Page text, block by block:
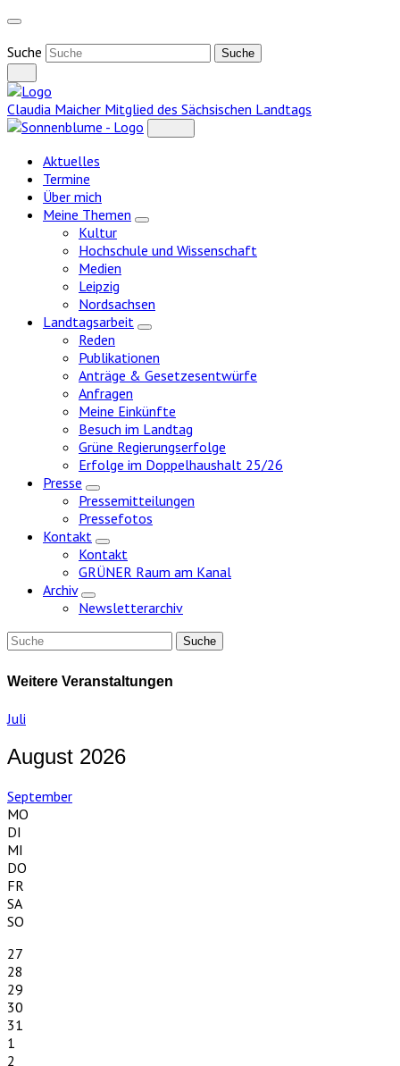
Weiter
Inhalt
Suche
Claudia Maicher Mitglied des Sächsischen Landtags
Aktuelles
Termine
Über mich
Meine Themen
Zeige
Kultur
Hochschule und Wissenschaft
Medien
Leipzig
Nordsachsen
Landtagsarbeit
Zeige
Reden
Publikationen
Anträge & Gesetzesentwürfe
Anfragen
Meine Einkünfte
Besuch im Landtag
Grüne Regierungserfolge
Erfolge im Doppelhaushalt 25/26
Presse
Zeige
Untermenü
Pressemitteilungen
Pressefotos
Kontakt
Zeige
Untermenü
Kontakt
GRÜNER Raum am Kanal
Archiv
Zeige
Untermenü
Newsletterarchiv
Weitere Veranstaltungen
Juli
August 2026
September
MO
DI
MI
DO
FR
SA
SO
27
28
29
30
31
1
2